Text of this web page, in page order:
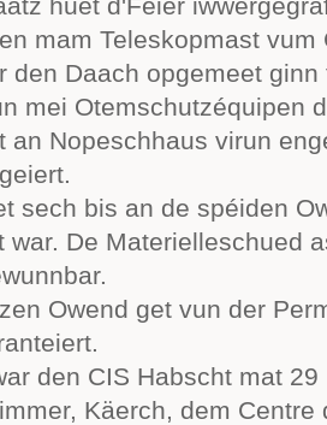
mam Teleskopmast
den Daach opgemeet
mei Otemschutzéquipen
an Nopeschhaus virun
sech bis an de spéiden
war. De Materielleschued
Owend get vun der
den CIS Habscht mat
Käerch, dem